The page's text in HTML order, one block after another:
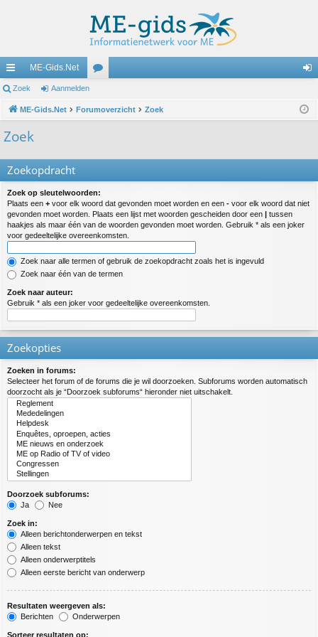
ne
lle
lin
ME-Gids.Net
u m
Zoek Aanmelden
ME-Gids.Net Forumoverzicht Zoek
Zoek
Zoekopdracht
Zoek op sleutelwoorden:
Plaats een + voor elk woord dat gevonden moet worden en een - voor elk woord dat niet
gevonden moet worden. Plaats een lijst met woorden gescheiden door een | tussen
haakjes als maar één van de woorden gevonden moet worden. Gebruik * als een joker
voor gedeeltelijke overeenkomsten.
Zoek naar alle termen of gebruik de zoekopdracht zoals het is ingevuld
Zoek naar één van de termen
Zoek naar auteur:
Gebruik * als een joker voor gedeeltelijke overeenkomsten.
Zoekopties
Zoeken in forums:
Selecteer het forum of de forums die je wil doorzoeken. Subforums worden automatisch
doorzocht als je “Doorzoek subforums“ hieronder niet uitschakelt.
Doorzoek subforums:
Ja
Nee
Zoek in:
Alleen berichtonderwerpen en tekst
Alleen tekst
Alleen onderwerptitels
Alleen eerste bericht van onderwerp
Resultaten weergeven als:
Berichten
Onderwerpen
Sorteer resultaten op: